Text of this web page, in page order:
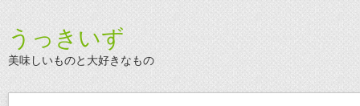
うっきいず
美味しいものと大好きなもの